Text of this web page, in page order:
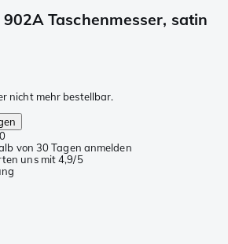
Taschenmesser, satin
nicht mehr bestellbar.
von 30 Tagen anmelden
uns mit 4,9/5